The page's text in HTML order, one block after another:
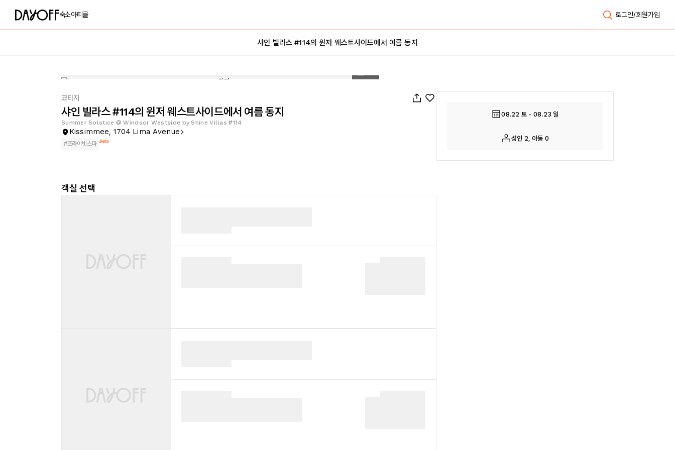
숙소아티클 로그인/회원가입
샤인 빌라스 #114의 윈저 웨스트사이드에서 여름 동지
코티지
샤인 빌라스 #114의 윈저 웨스트사이드에서 여름 동지
Summer Solstice @ Windsor Westside by Shine Villas #114
Kissimmee, 1704 Lima Avenue
#프라이빗스파 Beta
객실 선택
08.22 토 - 08.23 일
성인 2, 아동 0